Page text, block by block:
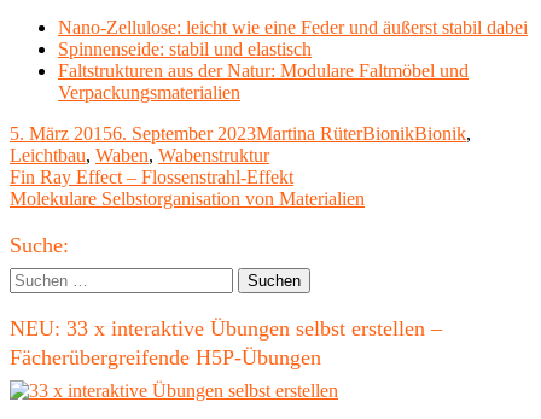
Nano-Zellulose: leicht wie eine Feder und äußerst stabil dabei
Spinnenseide: stabil und elastisch
Faltstrukturen aus der Natur: Modulare Faltmöbel und
Verpackungsmaterialien
Veröffentlicht
am
5. März 20156. September 2023Autor
Martina RüterKategorien
BionikSchlagwörter
Bionik,
Leichtbau, Waben, Wabenstruktur
Beitragsnavigation
Vorheriger
Beitrag:
Fin Ray Effect – Flossenstrahl-Effekt
Nächster
Molekulare Selbstorganisation von Materialien
Haupt-
Seitenleiste
Suche:
Suchen
nach:
NEU: 33 x interaktive Übungen selbst erstellen –
Fächerübergreifende H5P-Übungen